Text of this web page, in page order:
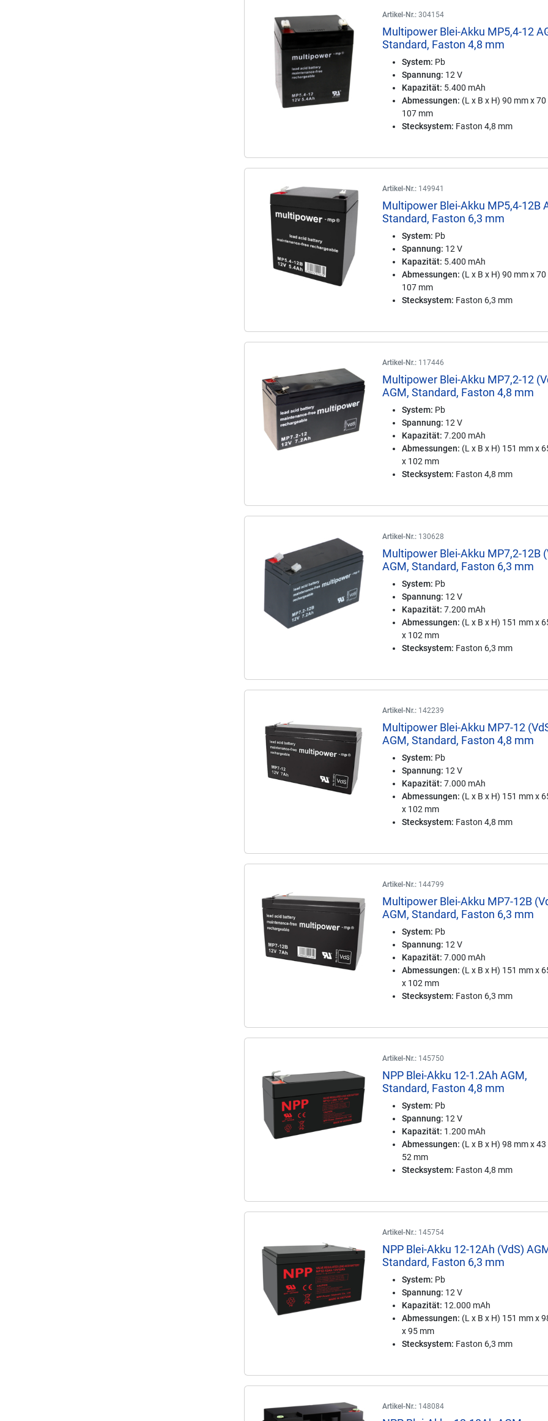
Artikel-Nr.: 304154
Multipower Blei-Akku MP5,4-12
Standard, Faston 4,8 mm
System: Pb
Spannung: 12 V
Kapazität: 5.400 mAh
Abmessungen: (L x B x H) 90 mm x
107 mm
Stecksystem: Faston 4,8 mm
Artikel-Nr.: 149941
Multipower Blei-Akku MP5,4-12B
Standard, Faston 6,3 mm
System: Pb
Spannung: 12 V
Kapazität: 5.400 mAh
Abmessungen: (L x B x H) 90 mm x
107 mm
Stecksystem: Faston 6,3 mm
Artikel-Nr.: 117446
Multipower Blei-Akku MP7,2-12
AGM, Standard, Faston 4,8 mm
System: Pb
Spannung: 12 V
Kapazität: 7.200 mAh
Abmessungen: (L x B x H) 151 mm x
x 102 mm
Stecksystem: Faston 4,8 mm
Artikel-Nr.: 130628
Multipower Blei-Akku MP7,2-12B
AGM, Standard, Faston 6,3 mm
System: Pb
Spannung: 12 V
Kapazität: 7.200 mAh
Abmessungen: (L x B x H) 151 mm x
x 102 mm
Stecksystem: Faston 6,3 mm
Artikel-Nr.: 142239
Multipower Blei-Akku MP7-12
AGM, Standard, Faston 4,8 mm
System: Pb
Spannung: 12 V
Kapazität: 7.000 mAh
Abmessungen: (L x B x H) 151 mm x
x 102 mm
Stecksystem: Faston 4,8 mm
Artikel-Nr.: 144799
Multipower Blei-Akku MP7-12B
AGM, Standard, Faston 6,3 mm
System: Pb
Spannung: 12 V
Kapazität: 7.000 mAh
Abmessungen: (L x B x H) 151 mm x
x 102 mm
Stecksystem: Faston 6,3 mm
Artikel-Nr.: 145750
NPP Blei-Akku 12-1.2Ah AGM,
Standard, Faston 4,8 mm
System: Pb
Spannung: 12 V
Kapazität: 1.200 mAh
Abmessungen: (L x B x H) 98 mm x
52 mm
Stecksystem: Faston 4,8 mm
Artikel-Nr.: 145754
NPP Blei-Akku 12-12Ah (VdS)
Standard, Faston 6,3 mm
System: Pb
Spannung: 12 V
Kapazität: 12.000 mAh
Abmessungen: (L x B x H) 151 mm x
x 95 mm
Stecksystem: Faston 6,3 mm
Artikel-Nr.: 148084